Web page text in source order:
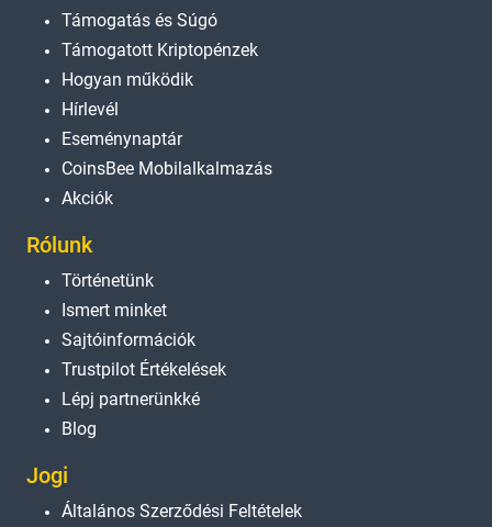
Támogatás és Súgó
Támogatott Kriptopénzek
Hogyan működik
Hírlevél
Eseménynaptár
CoinsBee Mobilalkalmazás
Akciók
Rólunk
Történetünk
Ismert minket
Sajtóinformációk
Trustpilot Értékelések
Lépj partnerünkké
Blog
Jogi
Általános Szerződési Feltételek